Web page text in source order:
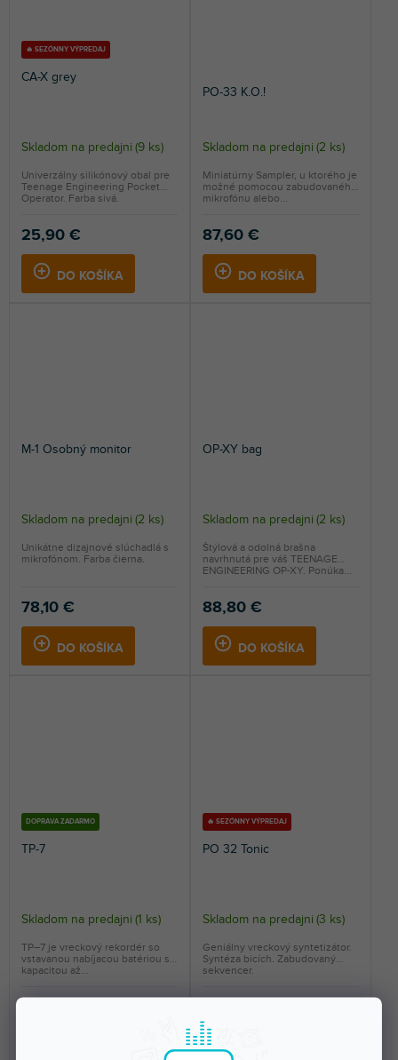
🔥 SEZÓNNY VÝPREDAJ
CA-X grey
Skladom na predajni (9 ks)
25,90 €
DO KOŠÍKA
Univerzálny silikónový obal pre
Teenage Engineering Pocket
Operator. Farba sivá.
PO-33 K.O.!
Priemerné
hodnotenie
produktu
5,0
hviezdičiek.
Skladom na predajni (2 ks)
87,60 €
DO KOŠÍKA
Miniatúrny Sampler, u ktorého je
možné pomocou zabudovaného
mikrofónu alebo...
M-1 Osobný monitor
Skladom na predajni (2 ks)
78,10 €
DO KOŠÍKA
Unikátne dizajnové slúchadlá s
mikrofónom. Farba čierna.
OP-XY bag
Skladom na predajni (2 ks)
88,80 €
DO KOŠÍKA
Štýlová a odolná brašna
navrhnutá pre váš TEENAGE
ENGINEERING OP-XY. Ponúka...
DOPRAVA ZADARMO
TP-7
Skladom na predajni (1 ks)
TP–7 je vreckový rekordér so
vstavanou nabíjacou batériou s
kapacitou až...
🔥 SEZÓNNY VÝPREDAJ
PO 32 Tonic
Skladom na predajni (3 ks)
Geniálny vreckový syntetizátor.
Syntéza bicích. Zabudovaný
sekvencer.